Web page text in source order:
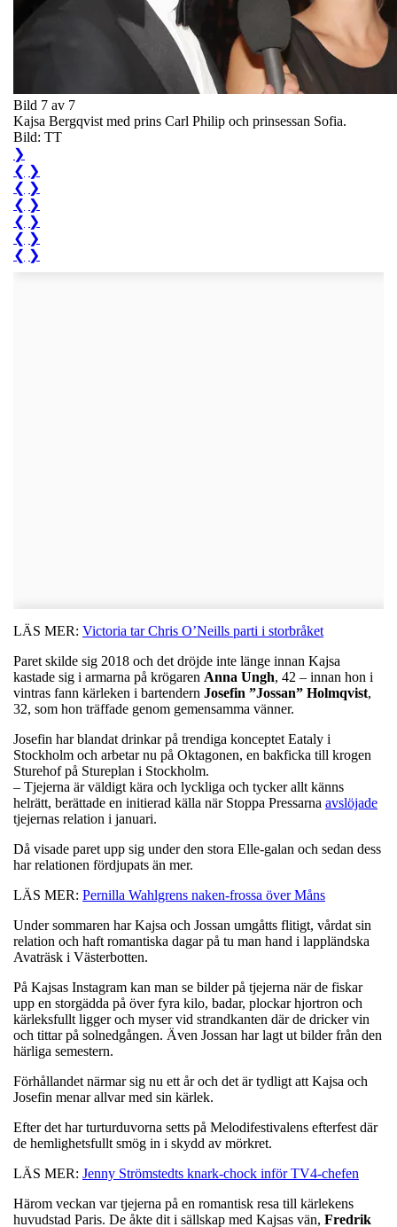
Bild 7 av 7
Kajsa Bergqvist med prins Carl Philip och prinsessan Sofia.
Bild: TT
❯
❮ ❯
❮ ❯
❮ ❯
❮ ❯
❮ ❯
❮ ❯
LÄS MER: Victoria tar Chris O’Neills parti i storbråket
Paret skilde sig 2018 och det dröjde inte länge innan Kajsa
kastade sig i armarna på krögaren Anna Ungh, 42 – innan hon i
vintras fann kärleken i bartendern Josefin ”Jossan” Holmqvist,
32, som hon träffade genom gemensamma vänner.
Josefin har blandat drinkar på trendiga konceptet Eataly i
Stockholm och arbetar nu på Oktagonen, en bakficka till krogen
Sturehof på Stureplan i Stockholm.
– Tjejerna är väldigt kära och lyckliga och tycker allt känns
helrätt, berättade en initierad källa när Stoppa Pressarna avslöjade
tjejernas relation i januari.
Då visade paret upp sig under den stora Elle-galan och sedan dess
har relationen fördjupats än mer.
LÄS MER: Pernilla Wahlgrens naken-frossa över Måns
Under sommaren har Kajsa och Jossan umgåtts flitigt, vårdat sin
relation och haft romantiska dagar på tu man hand i lappländska
Avaträsk i Västerbotten.
På Kajsas Instagram kan man se bilder på tjejerna när de fiskar
upp en storgädda på över fyra kilo, badar, plockar hjortron och
kärleksfullt ligger och myser vid strandkanten där de dricker vin
och tittar på solnedgången. Även Jossan har lagt ut bilder från den
härliga semestern.
Förhållandet närmar sig nu ett år och det är tydligt att Kajsa och
Josefin menar allvar med sin kärlek.
Efter det har turturduvorna setts på Melodifestivalens efterfest där
de hemlighetsfullt smög in i skydd av mörkret.
LÄS MER: Jenny Strömstedts knark-chock inför TV4-chefen
Härom veckan var tjejerna på en romantisk resa till kärlekens
huvudstad Paris. De åkte dit i sällskap med Kajsas vän, Fredrik